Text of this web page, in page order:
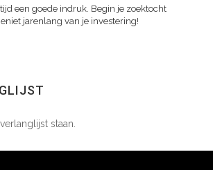
een goede indruk. Begin je zoektocht
jarenlang van je investering!
staan.